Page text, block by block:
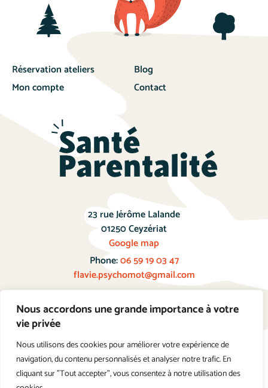
Nous accordons une grande importance à votre
vie privée
Nous utilisons des cookies pour améliorer votre expérience de
navigation, du contenu personnalisés et analyser notre trafic. En
cliquant sur "Tout accepter", vous consentez à notre utilisation des
Réservation ateliers
Mon compte
Blog
Contact
23 rue Jérôme Lalande
01250 Ceyzériat
Google map
Phone:06 59 19 03 47
flavie.psychomot@gmail.com
Prendre Rendez-vous